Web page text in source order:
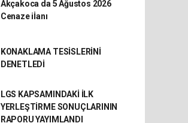
Akçakoca da 5 Ağustos 2026
Cenaze iİanı
KONAKLAMA TESİSLERİNİ
DENETLEDİ
LGS KAPSAMINDAKİ İLK
YERLEŞTİRME SONUÇLARININ
RAPORU YAYIMLANDI